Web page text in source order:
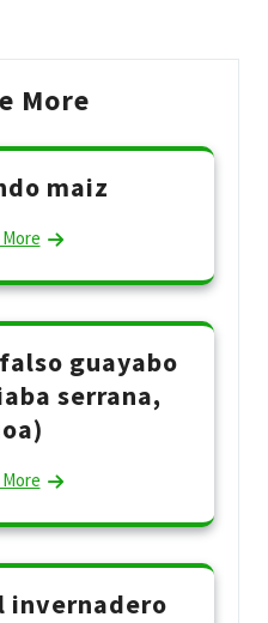
More
maiz
guayabo
serrana,
invernadero